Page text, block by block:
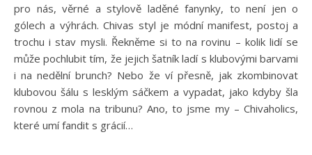
pro nás, věrné a stylově laděné fanynky, to není jen o
gólech a výhrách. Chivas styl je módní manifest, postoj a
trochu i stav mysli. Řekněme si to na rovinu – kolik lidí se
může pochlubit tím, že jejich šatník ladí s klubovými barvami
i na nedělní brunch? Nebo že ví přesně, jak zkombinovat
klubovou šálu s lesklým sáčkem a vypadat, jako kdyby šla
rovnou z mola na tribunu? Ano, to jsme my – Chivaholics,
které umí fandit s grácií…